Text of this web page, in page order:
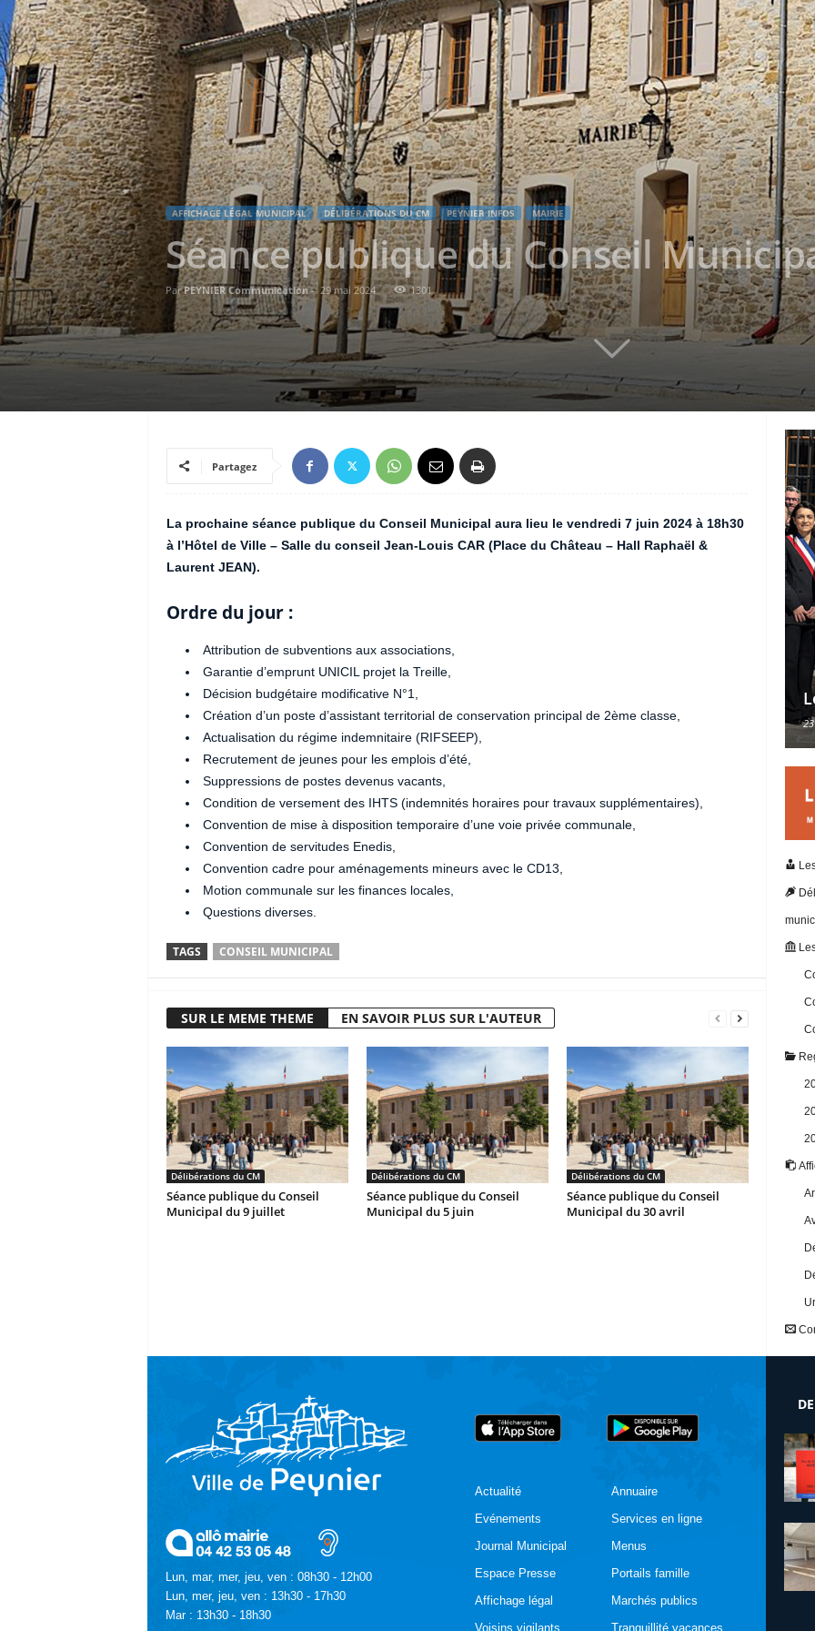
AFFICHAGE LÉGAL MUNICIPAL DÉLIBÉRATIONS DU CM PEYNIER INFOS MAIRIE
Séance publique du Conseil
Par PEYNIER Communication- 29 mai 2024 1301
Partagez
La prochaine séance publique du Conseil Municipal aura lieu le vendredi 7 juin 2024 à 18h30
à l’Hôtel de Ville – Salle du conseil Jean-Louis CAR (Place du Château – Hall Raphaël &
Laurent JEAN).
Ordre du jour :
Attribution de subventions aux associations,
Garantie d’emprunt UNICIL projet la Treille,
Décision budgétaire modificative N°1,
Création d’un poste d’assistant territorial de conservation principal de 2ème classe,
Actualisation du régime indemnitaire (RIFSEEP),
Recrutement de jeunes pour les emplois d’été,
Suppressions de postes devenus vacants,
Condition de versement des IHTS (indemnités horaires pour travaux supplémentaires),
Convention de mise à disposition temporaire d’une voie privée communale,
Convention de servitudes Enedis,
Convention cadre pour aménagements mineurs avec le CD13,
Motion communale sur les finances locales,
Questions diverses.
TAGS CONSEIL MUNICIPAL
SUR LE MEME THEME EN SAVOIR PLUS SUR L'AUTEUR
Délibérations du CM
Séance publique du Conseil
Municipal du 9 juillet
Délibérations du CM
Séance publique du Conseil
Municipal du 5 juin
Délibérations du CM
Séance publique du Conseil
Municipal du 30 avril
Lun, mar, mer, jeu, ven : 08h30 - 12h00
Lun, mer, jeu, ven : 13h30 - 17h30
Mar : 13h30 - 18h30
Actualité
Evénements
Journal Municipal
Espace Presse
Affichage légal
Voisins vigilants
Annuaire
Services en ligne
Menus
Portails famille
Marchés publics
Tranquillité vacances